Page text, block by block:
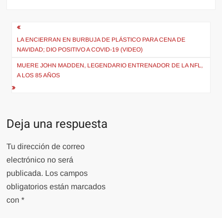
Navegación
de
entradas
LA ENCIERRAN EN BURBUJA DE PLÁSTICO PARA CENA DE
NAVIDAD; DIO POSITIVO A COVID-19 (VIDEO)
MUERE JOHN MADDEN, LEGENDARIO ENTRENADOR DE LA NFL,
A LOS 85 AÑOS
Deja una respuesta
Tu dirección de correo
electrónico no será
publicada. Los campos
obligatorios están marcados
con*